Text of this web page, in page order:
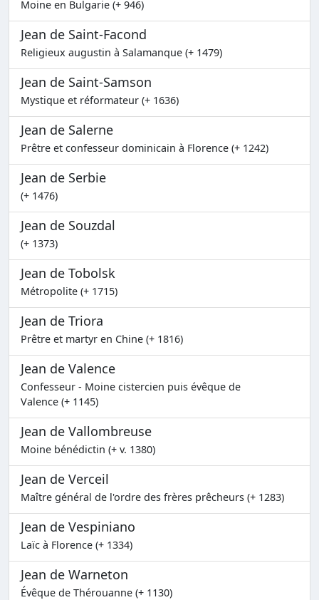
Moine en Bulgarie (+ 946)
Jean de Saint-Facond
Religieux augustin à Salamanque (+ 1479)
Jean de Saint-Samson
Mystique et réformateur (+ 1636)
Jean de Salerne
Prêtre et confesseur dominicain à Florence (+ 1242)
Jean de Serbie
(+ 1476)
Jean de Souzdal
(+ 1373)
Jean de Tobolsk
Métropolite (+ 1715)
Jean de Triora
Prêtre et martyr en Chine (+ 1816)
Jean de Valence
Confesseur - Moine cistercien puis évêque de
Valence (+ 1145)
Jean de Vallombreuse
Moine bénédictin (+ v. 1380)
Jean de Verceil
Maître général de l'ordre des frères prêcheurs (+ 1283)
Jean de Vespiniano
Laïc à Florence (+ 1334)
Jean de Warneton
Évêque de Thérouanne (+ 1130)